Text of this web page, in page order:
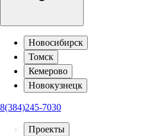
Новосибирск
Томск
Кемерово
Новокузнецк
8(384)245-7030
Проекты